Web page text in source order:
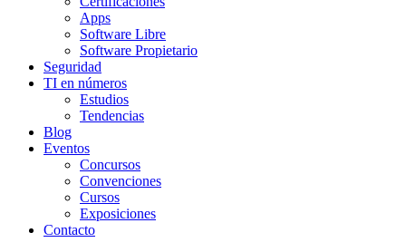
Apps
Software Libre
Software Propietario
Seguridad
TI en números
Estudios
Tendencias
Blog
Eventos
Concursos
Convenciones
Cursos
Exposiciones
Contacto